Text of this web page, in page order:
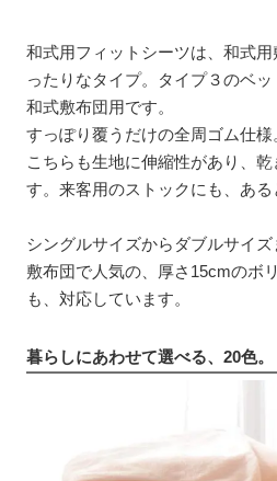
和式用フィットシーツは、和式
ったりなタイプ。タイプ３のベッ
和式敷布団用です。
すっぽり覆うだけの全周ゴム仕様
こちらも生地に伸縮性があり、
す。来客用のストックにも、ある
シングルサイズからダブルサイズ
敷布団で人気の、厚さ15cmのボ
も、対応しています。
暮らしにあわせて選べる、20色。